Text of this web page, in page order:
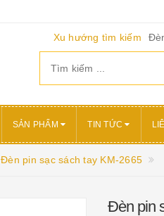
Xu hướng tìm kiếm
SẢN PHẨM TIN TỨC
Đèn pin sạc sách tay KM-2665
Đèn pin